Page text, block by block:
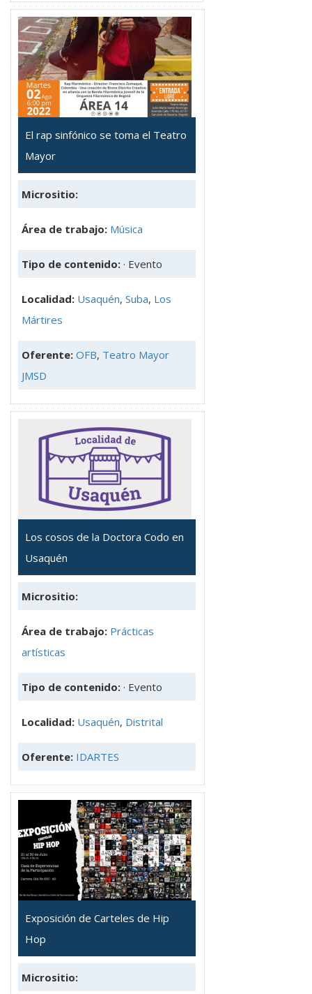
El rap sinfónico se toma el Teatro
Mayor
Micrositio:
Área de trabajo: Música
Tipo de contenido: · Evento
Localidad: Usaquén, Suba, Los
Mártires
Oferente: OFB, Teatro Mayor
JMSD
Los cosos de la Doctora Codo en
Usaquén
Micrositio:
Área de trabajo: Prácticas
artísticas
Tipo de contenido: · Evento
Localidad: Usaquén, Distrital
Oferente: IDARTES
Exposición de Carteles de Hip
Hop
Micrositio: